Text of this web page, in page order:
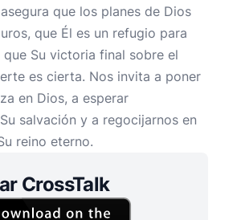
que los planes de Dios
que Él es un refugio para
Su victoria final sobre el
es cierta. Nos invita a poner
en Dios, a esperar
salvación y a regocijarnos en
reino eterno.
CrossTalk